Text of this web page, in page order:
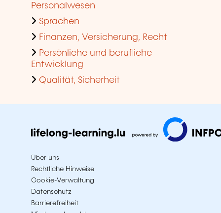
Personalwesen
Sprachen
Finanzen, Versicherung, Recht
Persönliche und berufliche
Entwicklung
Qualität, Sicherheit
Über uns
Rechtliche Hinweise
Cookie-Verwaltung
Datenschutz
Barrierefreiheit